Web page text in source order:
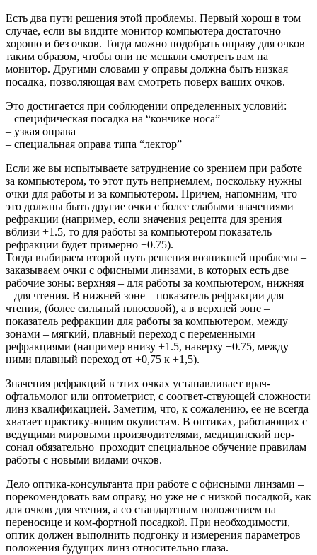
Есть два пути решения этой проблемы. Первый хорош в том
случае, если вы видите монитор компьютера достаточно
хорошо и без очков. Тогда можно подобрать оправу для очков
таким образом, чтобы они не мешали смотреть вам на
монитор. Другими словами у оправы должна быть низкая
посадка, позволяющая вам смотреть поверх ваших очков.
Это достигается при соблюдении определенных условий:
– специфическая посадка на “кончике носа”
– узкая оправа
– специальная оправа типа “лектор”
Если же вы испытываете затруднение со зрением при работе
за компьютером, то этот путь неприемлем, поскольку нужны
очки для работы и за компьютером. Причем, напомним, что
это должны быть другие очки с более слабыми значениями
рефракции (например, если значения рецепта для зрения
вблизи +1.5, то для работы за компьютером показатель
рефракции будет примерно +0.75).
Тогда выбираем второй путь решения возникшей проблемы –
заказываем очки с офисными линзами, в которых есть две
рабочие зоны: верхняя – для работы за компьютером, нижняя
– для чтения. В нижней зоне – показатель рефракции для
чтения, (более сильный плюсовой), а в верхней зоне –
показатель рефракции для работы за компьютером, между
зонами – мягкий, плавный переход с переменными
рефракциями (например внизу +1.5, наверху +0.75, между
ними плавный переход от +0,75 к +1,5).
Значения рефракций в этих очках устанавливает врач-
офтальмолог или оптометрист, с соответ-ствующей сложности
линз квалификацией. Заметим, что, к сожалению, ее не всегда
хватает практику-ющим окулистам. В оптиках, работающих с
ведущими мировыми производителями, медицинский пер-
сонал обязательно проходит специальное обучение правилам
работы с новыми видами очков.
Дело оптика-консультанта при работе с офисными линзами –
порекомендовать вам оправу, но уже не с низкой посадкой, как
для очков для чтения, а со стандартным положением на
переносице и ком-фортной посадкой. При необходимости,
оптик должен выполнить подгонку и измерения параметров
положения будущих линз относительно глаза.